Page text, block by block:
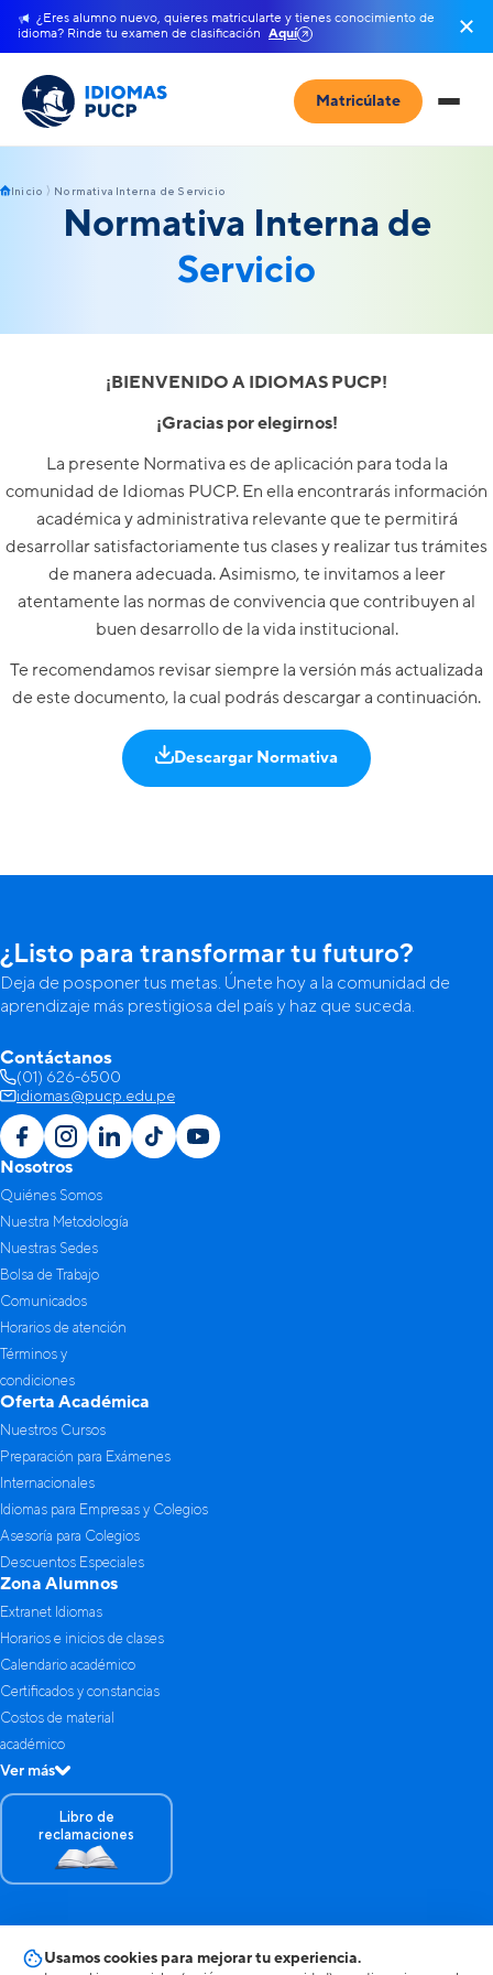
¿Eres alumno nuevo, quieres matricularte y tienes conocimiento de
idioma? Rinde tu examen de clasificación Aquí
Matricúlate
Inicio Normativa Interna de Servicio
Normativa Interna de
Servicio
¡BIENVENIDO A IDIOMAS PUCP!
¡Gracias por elegirnos!
La presente Normativa es de aplicación para toda la
comunidad de Idiomas PUCP. En ella encontrarás información
académica y administrativa relevante que te permitirá
desarrollar satisfactoriamente tus clases y realizar tus trámites
de manera adecuada. Asimismo, te invitamos a leer
atentamente las normas de convivencia que contribuyen al
buen desarrollo de la vida institucional.
Te recomendamos revisar siempre la versión más actualizada
de este documento, la cual podrás descargar a continuación.
Descargar Normativa
¿Listo para transformar tu futuro?
Deja de posponer tus metas. Únete hoy a la comunidad de
aprendizaje más prestigiosa del país y haz que suceda.
Contáctanos
(01) 626-6500
idiomas@pucp.edu.pe
Nosotros
Quiénes Somos
Nuestra Metodología
Nuestras Sedes
Bolsa de Trabajo
Comunicados
Horarios de atención
Términos y
condiciones
Oferta Académica
Nuestros Cursos
Preparación para Exámenes
Internacionales
Idiomas para Empresas y Colegios
Asesoría para Colegios
Descuentos Especiales
Zona Alumnos
Extranet Idiomas
Horarios e inicios de clases
Calendario académico
Certificados y constancias
Costos de material
académico
Ver más
Libro de
reclamaciones
© 2025 Idiomas PUCP de la Pontificia Universidad Católica del Perú. Todos
Usamos cookies para mejorar tu experiencia.